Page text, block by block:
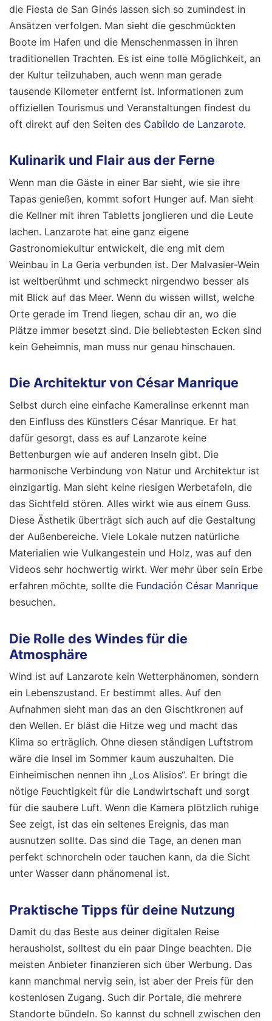
die Fiesta de San Ginés lassen sich so zumindest in
Ansätzen verfolgen. Man sieht die geschmückten
Boote im Hafen und die Menschenmassen in ihren
traditionellen Trachten. Es ist eine tolle Möglichkeit, an
der Kultur teilzuhaben, auch wenn man gerade
tausende Kilometer entfernt ist. Informationen zum
offiziellen Tourismus und Veranstaltungen findest du
oft direkt auf den Seiten des Cabildo de Lanzarote.
Kulinarik und Flair aus der Ferne
Wenn man die Gäste in einer Bar sieht, wie sie ihre
Tapas genießen, kommt sofort Hunger auf. Man sieht
die Kellner mit ihren Tabletts jonglieren und die Leute
lachen. Lanzarote hat eine ganz eigene
Gastronomiekultur entwickelt, die eng mit dem
Weinbau in La Geria verbunden ist. Der Malvasier-Wein
ist weltberühmt und schmeckt nirgendwo besser als
mit Blick auf das Meer. Wenn du wissen willst, welche
Orte gerade im Trend liegen, schau dir an, wo die
Plätze immer besetzt sind. Die beliebtesten Ecken sind
kein Geheimnis, man muss nur genau hinschauen.
Die Architektur von César Manrique
Selbst durch eine einfache Kameralinse erkennt man
den Einfluss des Künstlers César Manrique. Er hat
dafür gesorgt, dass es auf Lanzarote keine
Bettenburgen wie auf anderen Inseln gibt. Die
harmonische Verbindung von Natur und Architektur ist
einzigartig. Man sieht keine riesigen Werbetafeln, die
das Sichtfeld stören. Alles wirkt wie aus einem Guss.
Diese Ästhetik überträgt sich auch auf die Gestaltung
der Außenbereiche. Viele Lokale nutzen natürliche
Materialien wie Vulkangestein und Holz, was auf den
Videos sehr hochwertig wirkt. Wer mehr über sein Erbe
erfahren möchte, sollte die Fundación César Manrique
besuchen.
Die Rolle des Windes für die
Atmosphäre
Wind ist auf Lanzarote kein Wetterphänomen, sondern
ein Lebenszustand. Er bestimmt alles. Auf den
Aufnahmen sieht man das an den Gischtkronen auf
den Wellen. Er bläst die Hitze weg und macht das
Klima so erträglich. Ohne diesen ständigen Luftstrom
wäre die Insel im Sommer kaum auszuhalten. Die
Einheimischen nennen ihn „Los Alisios“. Er bringt die
nötige Feuchtigkeit für die Landwirtschaft und sorgt
für die saubere Luft. Wenn die Kamera plötzlich ruhige
See zeigt, ist das ein seltenes Ereignis, das man
ausnutzen sollte. Das sind die Tage, an denen man
perfekt schnorcheln oder tauchen kann, da die Sicht
unter Wasser dann phänomenal ist.
Praktische Tipps für deine Nutzung
Damit du das Beste aus deiner digitalen Reise
herausholst, solltest du ein paar Dinge beachten. Die
meisten Anbieter finanzieren sich über Werbung. Das
kann manchmal nervig sein, ist aber der Preis für den
kostenlosen Zugang. Such dir Portale, die mehrere
Standorte bündeln. So kannst du schnell zwischen den